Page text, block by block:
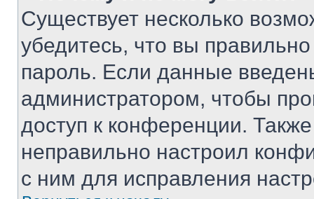
Существует несколько
убедитесь, что вы
пароль. Если данные
администратором, чтобы
доступ к конференции.
неправильно настроил
с ним для исправления